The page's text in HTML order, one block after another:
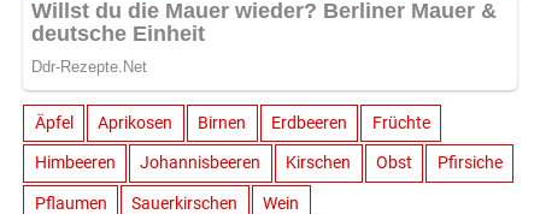
Äpfel Aprikosen Birnen Erdbeeren Früchte
Himbeeren Johannisbeeren Kirschen Obst Pfirsiche
Pflaumen Sauerkirschen Wein